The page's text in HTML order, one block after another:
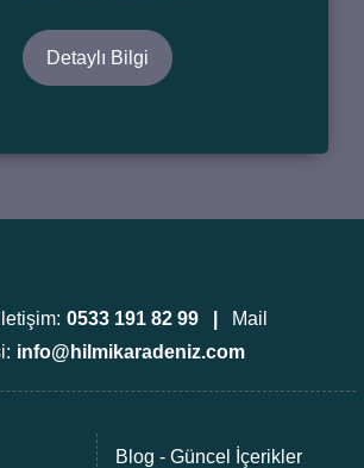
Detaylı Bilgi
0533 191 82 99 |
Mail
info@hilmikaradeniz.com
Blog - Güncel İçerikler